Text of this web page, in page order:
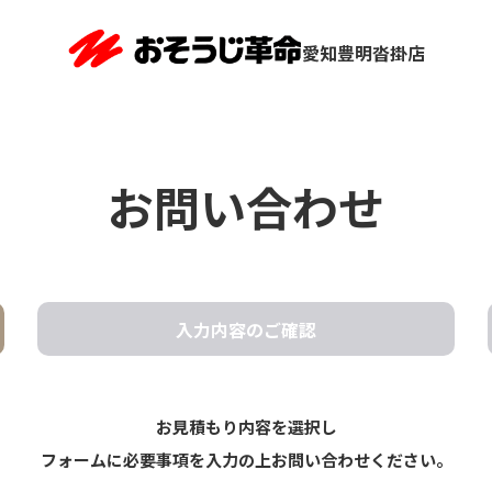
愛知豊明沓掛店
お問い合わせ
入力内容のご確認
お見積もり内容を選択し
フォームに必要事項を入力の上お問い合わせください。